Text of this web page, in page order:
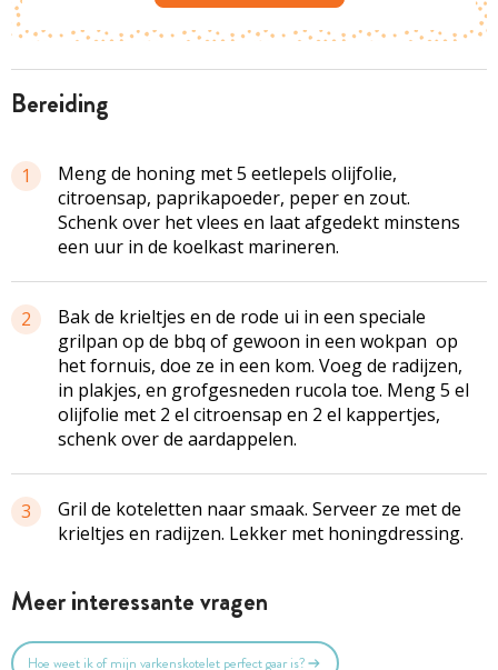
bereiding
1
Meng de honing met 5 eetlepels olijfolie,
citroensap, paprikapoeder, peper en zout.
Schenk over het vlees en laat afgedekt minstens
een uur in de koelkast marineren.
2
Bak de krieltjes en de rode ui in een speciale
grilpan op de bbq of gewoon in een wokpan op
het fornuis, doe ze in een kom. Voeg de radijzen,
in plakjes, en grofgesneden rucola toe. Meng 5 el
olijfolie met 2 el citroensap en 2 el kappertjes,
schenk over de aardappelen.
3
Gril de koteletten naar smaak. Serveer ze met de
krieltjes en radijzen. Lekker met honingdressing.
Meer interessante vragen
Hoe weet ik of mijn varkenskotelet perfect gaar is?